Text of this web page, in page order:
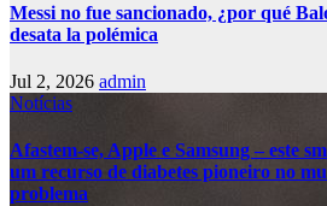
Messi no fue sancionado, ¿por qué
desata la polémica
Jul 2, 2026 admin
Notícias
Afastem-se, Apple e Samsung – este
um recurso de diabetes pioneiro no
problema